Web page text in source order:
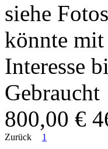
siehe
könnte mit
Interesse
Gebraucht
800,00 €
Zurück 1